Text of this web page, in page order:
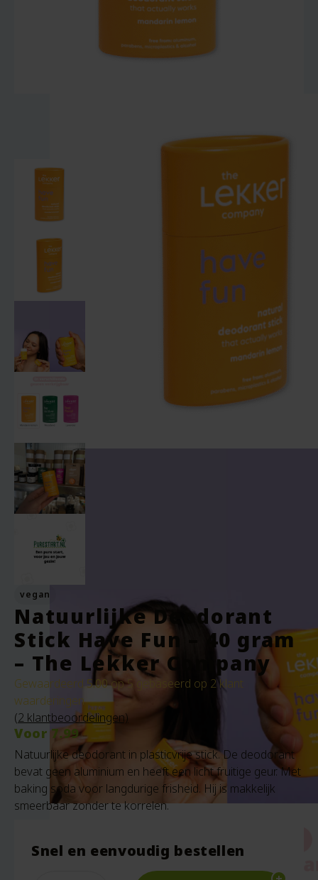
vegan
Natuurlijke Deodorant
Stick Have Fun – 40 gram
– The Lekker Company
Gewaardeerd 5.00op 5 gebaseerd op 2 klant
waarderingen
(2 klantbeoordelingen)
Voor7.99
Natuurlijke deodorant in plasticvrije stick. De deodorant
bevat geen aluminium en heeft een licht fruitige geur. Met
baking soda voor langdurige frisheid. Hij is makkelijk
smeerbaar zonder te korrelen.
Snel en eenvoudig bestellen